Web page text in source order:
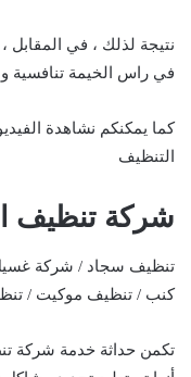
نتيجة لذلك ، في
في راس الخيمة تنافسية
كما يمكنكم نشاهدة
التنظيف
شركة تنظيف
تنظيف سجاد / شركة
كنب / تنظيف موكيت /
تكمن حداثة خدمة شركة